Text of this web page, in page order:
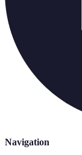
Navigation